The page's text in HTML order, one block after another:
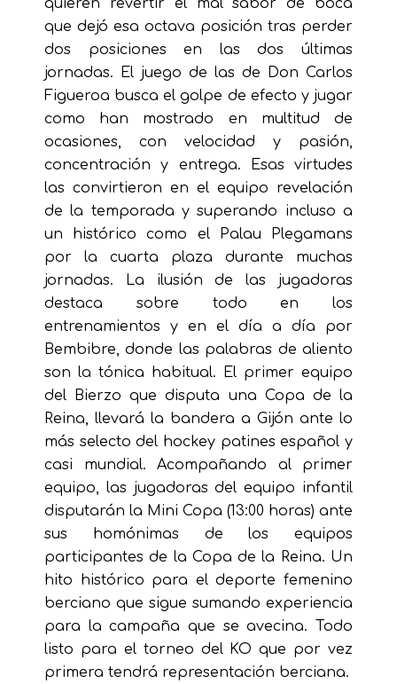
quieren revertir el mal sabor de boca
que dejó esa octava posición tras perder
dos posiciones en las dos últimas
jornadas. El juego de las de Don Carlos
Figueroa busca el golpe de efecto y jugar
como han mostrado en multitud de
ocasiones, con velocidad y pasión,
concentración y entrega. Esas virtudes
las convirtieron en el equipo revelación
de la temporada y superando incluso a
un histórico como el Palau Plegamans
por la cuarta plaza durante muchas
jornadas. La ilusión de las jugadoras
destaca sobre todo en los
entrenamientos y en el día a día por
Bembibre, donde las palabras de aliento
son la tónica habitual. El primer equipo
del Bierzo que disputa una Copa de la
Reina, llevará la bandera a Gijón ante lo
más selecto del hockey patines español y
casi mundial. Acompañando al primer
equipo, las jugadoras del equipo infantil
disputarán la Mini Copa (13:00 horas) ante
sus homónimas de los equipos
participantes de la Copa de la Reina. Un
hito histórico para el deporte femenino
berciano que sigue sumando experiencia
para la campaña que se avecina. Todo
listo para el torneo del KO que por vez
primera tendrá representación berciana.